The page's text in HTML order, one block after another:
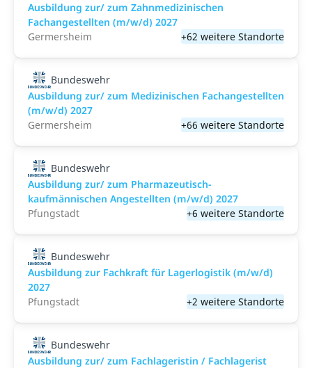
Ausbildung zur/ zum Zahnmedizinischen
Fachangestellten (m/w/d) 2027
Germersheim
+62 weitere Standorte
Bundeswehr
Ausbildung zur/ zum Medizinischen Fachangestellten
(m/w/d) 2027
Germersheim
+66 weitere Standorte
Bundeswehr
Ausbildung zur/ zum Pharmazeutisch-
kaufmännischen Angestellten (m/w/d) 2027
Pfungstadt
+6 weitere Standorte
Bundeswehr
Ausbildung zur Fachkraft für Lagerlogistik (m/w/d)
2027
Pfungstadt
+2 weitere Standorte
Bundeswehr
Ausbildung zur/ zum Fachlageristin / Fachlagerist